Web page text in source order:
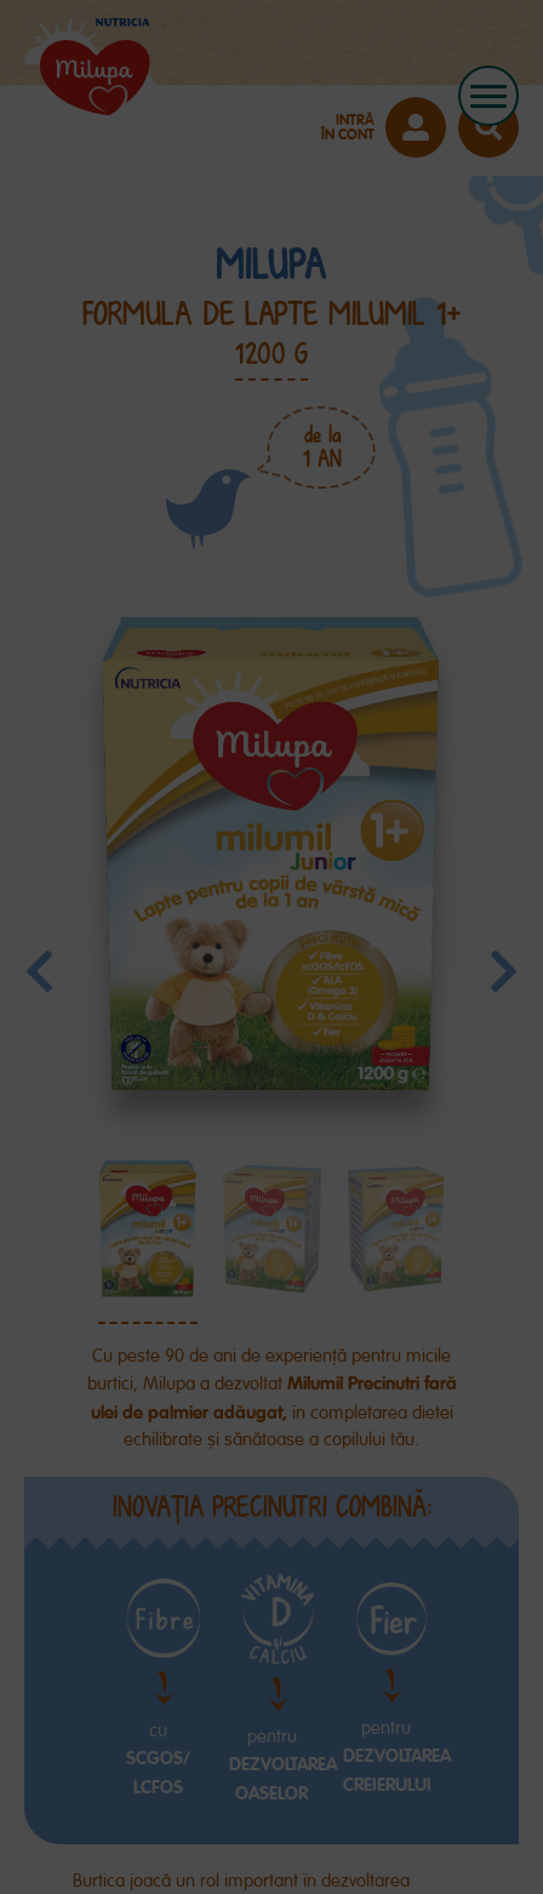
INTRĂ
ÎN CONT
MILUPA
FORMULA DE LAPTE MILUMIL 1+
1200 G
de la
1 AN
Cu peste 90 de ani de experiență pentru micile
burtici, Milupa a dezvoltat Milumil Precinutri fară
ulei de palmier adăugat, în completarea dietei
echilibrate și sănătoase a copilului tău
INOVAŢIA PRECINUTRI COMBINĂ:
cu
SCGOS/
LCFOS
pentru
DEZVOLTAREA
OASELOR
pentru
DEZVOLTAREA
CREIERULUI
Burtica joacă un rol important în dezvoltarea